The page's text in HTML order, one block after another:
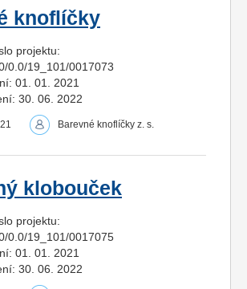
knoflíčky
projektu:
0.0/19_101/0017073
01. 01. 2021
30. 06. 2022
Barevné knoflíčky z. s.
klobouček
projektu:
0.0/19_101/0017075
01. 01. 2021
30. 06. 2022